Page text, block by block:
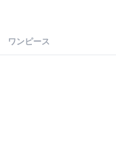
ワンピース